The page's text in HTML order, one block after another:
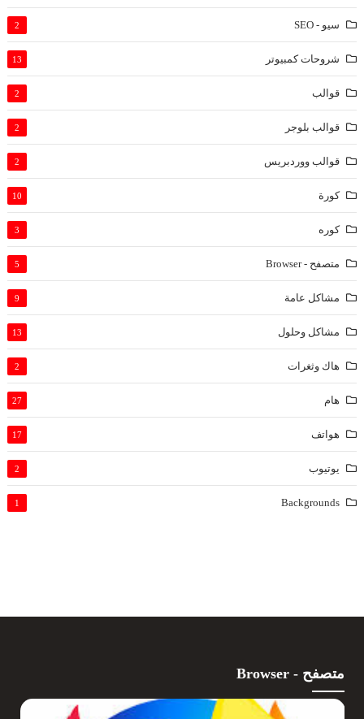
سيو - SEO 2
شروحات كمبيوتر 13
قوالب 2
قوالب بلوجر 2
قوالب ووردبريس 2
كورة 10
كوره 3
متصفح - Browser 5
مشاكل عامة 9
مشاكل وحلول 13
هاك وثغرات 2
هام 27
هواتف 17
يوتيوب 2
Backgrounds
1
متصفح - Browser